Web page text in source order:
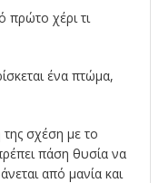
πρώτο χέρι τι
ένα πτώμα,
σχέση με το
πάση θυσία να
από μανία και